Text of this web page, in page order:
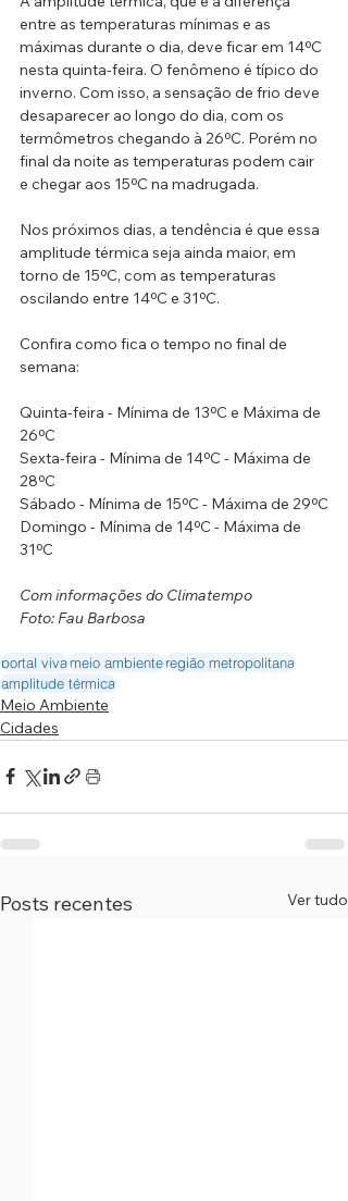
entre as temperaturas mínimas e as
máximas durante o dia, deve ficar em 14ºC
nesta quinta-feira. O fenômeno é típico do
inverno. Com isso, a sensação de frio deve
desaparecer ao longo do dia, com os
termômetros chegando à 26ºC. Porém no
final da noite as temperaturas podem cair
e chegar aos 15ºC na madrugada.
Nos próximos dias, a tendência é que essa
amplitude térmica seja ainda maior, em
torno de 15ºC, com as temperaturas
oscilando entre 14ºC e 31ºC.
Confira como fica o tempo no final de
semana:
Quinta-feira - Mínima de 13ºC e Máxima de
26ºC
Sexta-feira - Mínima de 14ºC - Máxima de
28ºC
Sábado - Mínima de 15ºC - Máxima de 29ºC
Domingo - Mínima de 14ºC - Máxima de
31ºC
Com informações do Climatempo
Foto: Fau Barbosa
portal vivameio ambienteregião metropolitana
amplitude térmica
Meio Ambiente
Cidades
Posts recentes Ver tudo